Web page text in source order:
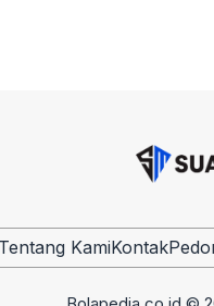
Tentang KamiKontak